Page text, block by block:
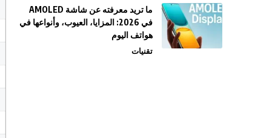
ما تريد معرفته عن شاشة AMOLED
في 2026: المزايا، العيوب، وأنواعها في
هواتف اليوم
تقنيات